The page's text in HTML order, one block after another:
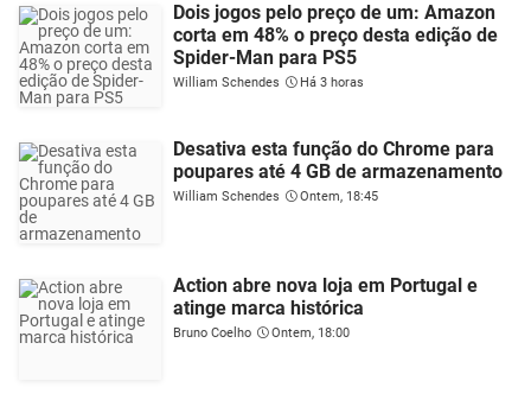
Dois jogos pelo preço de um: Amazon
corta em 48% o preço desta edição de
Spider-Man para PS5
William Schendes Há 3 horas
Desativa esta função do Chrome para
poupares até 4 GB de armazenamento
William Schendes Ontem, 18:45
Action abre nova loja em Portugal e
atinge marca histórica
Bruno Coelho Ontem, 18:00